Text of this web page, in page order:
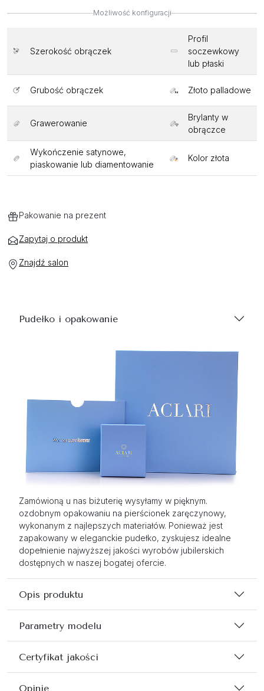
Możliwość konfiguracji
Szerokość obrączek
Profil
soczewkowy
lub płaski
Grubość obrączek Złoto palladowe
Grawerowanie
Brylanty w
obrączce
Wykończenie satynowe,
piaskowanie lub diamentowanie
Kolor złota
Pakowanie na prezent
Zapytaj o produkt
Znajdź salon
Pudełko i opakowanie
Zamówioną u nas biżuterię wysyłamy w pięknym.
ozdobnym opakowaniu na pierścionek zaręczynowy,
wykonanym z najlepszych materiałów. Ponieważ jest
zapakowany w eleganckie pudełko, zyskujesz idealne
dopełnienie najwyższej jakości wyrobów jubilerskich
dostępnych w naszej bogatej ofercie.
Opis produktu
Parametry modelu
Certyfikat jakości
Opinie